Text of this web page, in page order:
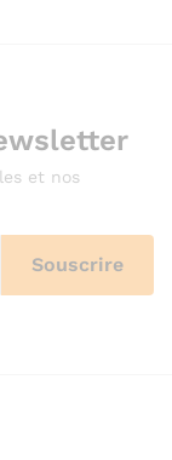
et nos